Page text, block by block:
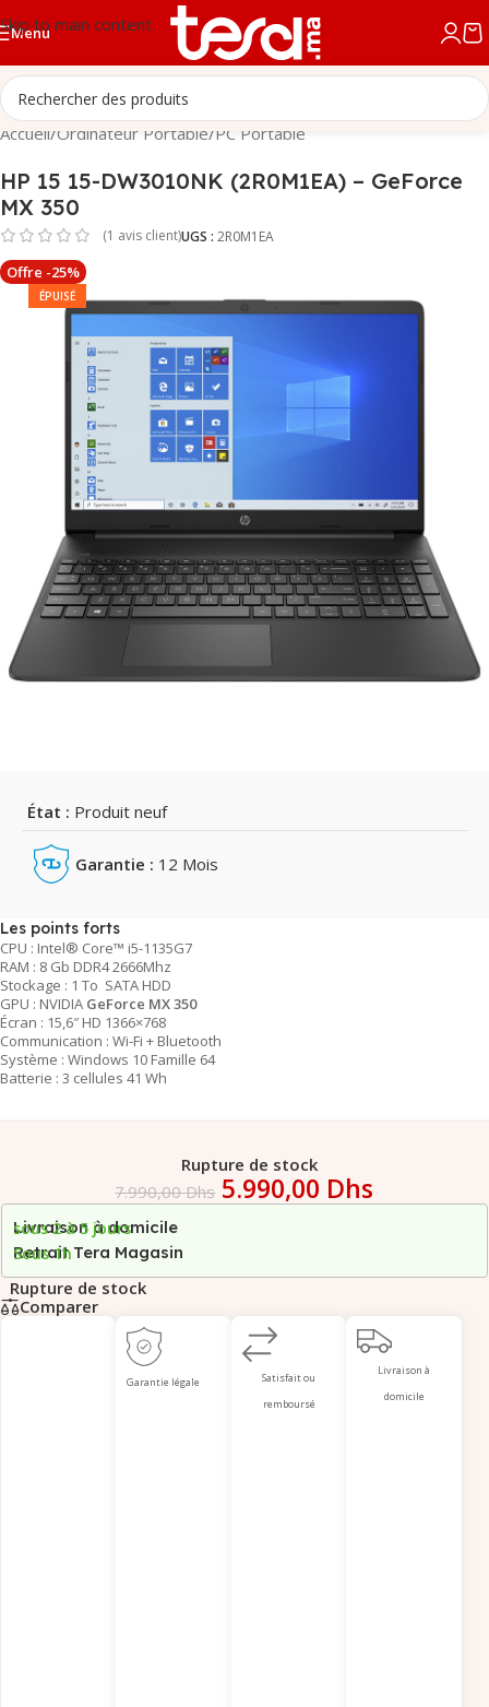
Skip to main content
Menu
Accueil/Ordinateur Portable/PC Portable
HP 15 15-DW3010NK (2R0M1EA) – GeForce
MX 350
(1 avis client)UGS : 2R0M1EA
Offre -25%
ÉPUISÉ
État : Produit neuf
Garantie : 12 Mois
Les points forts
CPU : Intel® Core™ i5-1135G7
RAM : 8 Gb DDR4 2666Mhz
Stockage : 1 To SATA HDD
GPU : NVIDIA GeForce MX 350
Écran : 15,6″ HD 1366×768
Communication : Wi-Fi + Bluetooth
Système : Windows 10 Famille 64
Batterie : 3 cellules 41 Wh
Rupture de stock
7.990,00Dhs 5.990,00 Dhs
Livraison à domicile
sous 2 à 5 jours
Retrait Tera Magasin
Sous 1h
Rupture de stock
Comparer
Garantie légale
Satisfait ou
remboursé
Livraison à
domicile